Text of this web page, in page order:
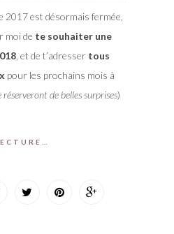
2017 est désormais fermée,
moi de te souhaiter une
, et de t’adressertous
pour les prochains mois à
réserveront de belles surprises)